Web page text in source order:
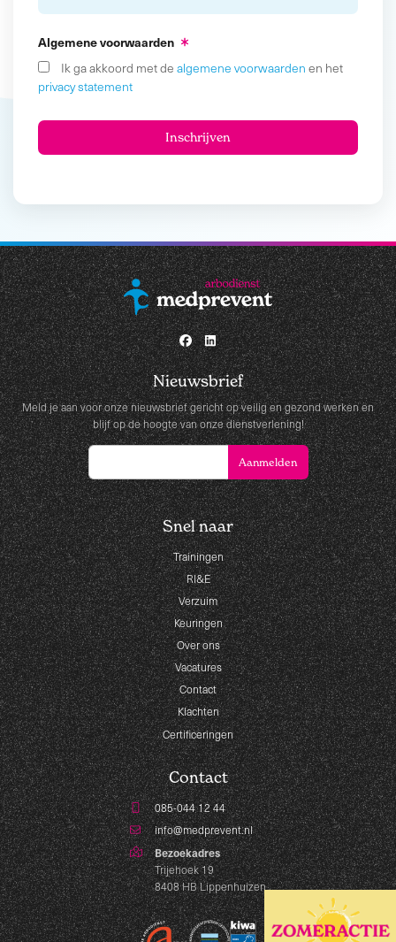
Algemene voorwaarden
Ik ga akkoord met de algemene voorwaarden en het
privacy statement
Nieuwsbrief
Meld je aan voor onze nieuwsbrief gericht op veilig en gezond werken en
blijf op de hoogte van onze dienstverlening!
Snel naar
Trainingen
RI&E
Verzuim
Keuringen
Over ons
Vacatures
Contact
Klachten
Certificeringen
Contact
085-044 12 44
info@medprevent.nl
Bezoekadres
Trijehoek 19
8408 HB Lippenhuizen